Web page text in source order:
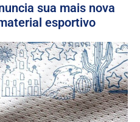
sua mais nova
esportivo